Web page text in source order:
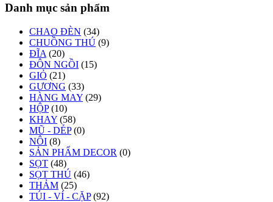
Danh mục sản phẩm
CHAO ĐÈN (34)
CHUỒNG THÚ (9)
ĐĨA (20)
ĐÔN NGỒI (15)
GIỎ (21)
GƯƠNG (33)
HÀNG MAY (29)
HỘP (10)
KHAY (58)
MŨ - DÉP (0)
NÔI (8)
SẢN PHẨM DECOR (0)
SỌT (48)
SỌT THÚ (46)
THẢM (25)
TÚI - VÍ - CẶP (92)